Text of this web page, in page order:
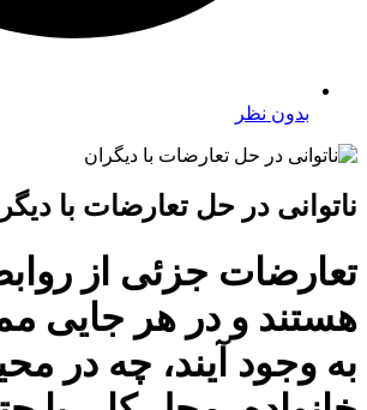
بدون نظر
ناتوانی در حل تعارضات با
تعارضات جزئی از
هستند و در هر جایی
به وجود آیند، چه در